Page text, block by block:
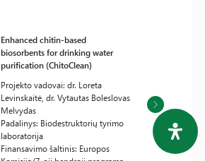
Enhanced chitin-based
biosorbents for drinking water
purification (ChitoClean)
Projekto vadovai: dr. Loreta
Levinskaitė, dr. Vytautas Boleslovas
Melvydas
Padalinys: Biodestruktorių tyrimo
laboratorija
Finansavimo šaltinis: Europos